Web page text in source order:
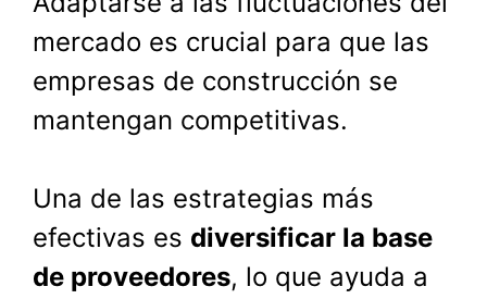
mercado es crucial para que las
empresas de construcción se
mantengan competitivas.
Una de las estrategias más
efectivas es diversificar la base
de proveedores, lo que ayuda a